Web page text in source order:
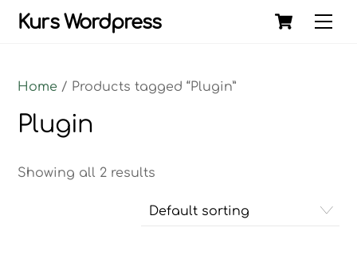
Skip
Cart
Kurs Wordpress
Home / Products tagged “Plugin”
Plugin
Showing all 2 results